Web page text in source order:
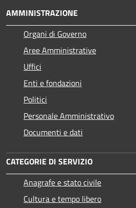
AMMINISTRAZIONE
Organi di Governo
Aree Amministrative
Uffici
Enti e fondazioni
Politici
Personale Amministrativo
Documenti e dati
CATEGORIE DI SERVIZIO
Anagrafe e stato civile
Cultura e tempo libero